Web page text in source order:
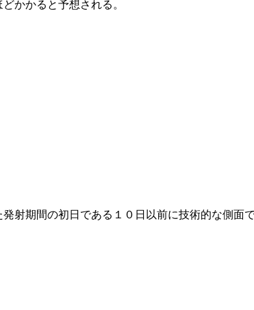
かかると予想される。
射期間の初日である１０日以前に技術的な側面